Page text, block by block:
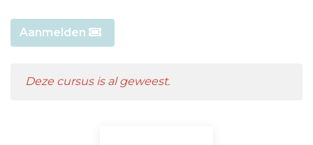
Aanmelden
Deze cursus is al geweest.